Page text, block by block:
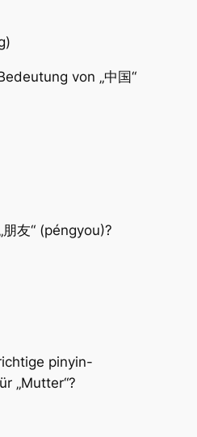
von „中国“
友“ (péngyou)?
pinyin-
„Mutter“?